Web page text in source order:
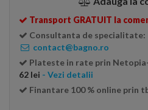
Transport GRATUIT la
Consultanta de specialitate:
contact@bagno.ro
Plateste in rate prin
62 lei - Vezi detalii
Finantare 100 % online prin